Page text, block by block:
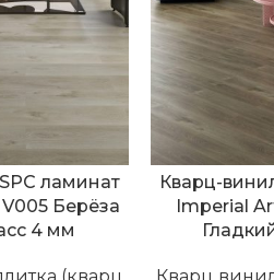
ламинат
Берёза
4 мм
Кварц-
Imperial